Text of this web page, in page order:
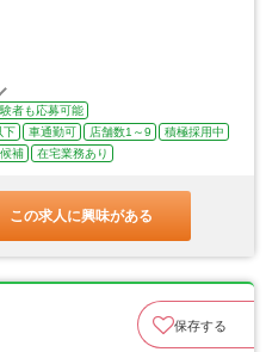
者も応募可能
下 車通勤可 店舗数1～9
積極採用中
補 在宅業務あり
この求人に興味がある
保存する